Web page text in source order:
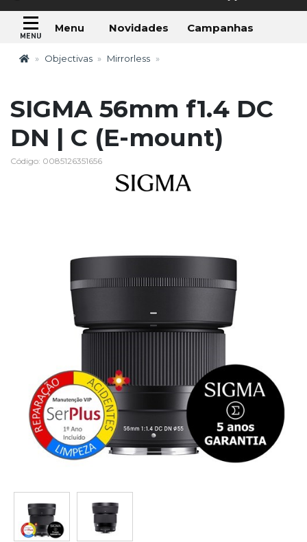
Menu Novidades Campanhas
Objectivas Mirrorless
SIGMA 56mm f1.4 DC
DN | C (E-mount)
Código: 0085126351656